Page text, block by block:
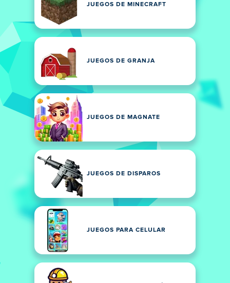
JUEGOS DE MINECRAFT
JUEGOS DE GRANJA
JUEGOS DE MAGNATE
JUEGOS DE DISPAROS
JUEGOS PARA CELULAR